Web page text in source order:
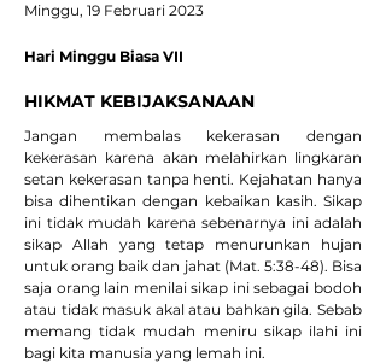
Minggu, 19 Februari 2023
Hari Minggu Biasa VII
HIKMAT KEBIJAKSANAAN
Jangan membalas kekerasan dengan
kekerasan karena akan melahirkan lingkaran
setan kekerasan tanpa henti. Kejahatan hanya
bisa dihentikan dengan kebaikan kasih. Sikap
ini tidak mudah karena sebenarnya ini adalah
sikap Allah yang tetap menurunkan hujan
untuk orang baik dan jahat (Mat. 5:38-48). Bisa
saja orang lain menilai sikap ini sebagai bodoh
atau tidak masuk akal atau bahkan gila. Sebab
memang tidak mudah meniru sikap ilahi ini
bagi kita manusia yang lemah ini.